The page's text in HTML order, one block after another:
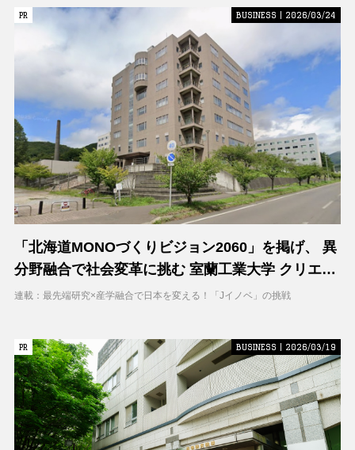
PR
PR BUSINESS | 2026/03/24
「北海道MONOづくりビジョン2060」を掲げ、 異
分野融合で社会変革に挑む 室蘭工業大学 クリエイ
ティブコラボレーションセンター（CCC）
連載：最先端研究×産学融合で日本を変える！「Jイノベ」の挑戦
PR
PR BUSINESS | 2026/03/19